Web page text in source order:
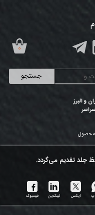
جستجو
و البرز
۰
محصول
جلد تقدیم می‌گردد.
ایکس لینکدین فیسبوک